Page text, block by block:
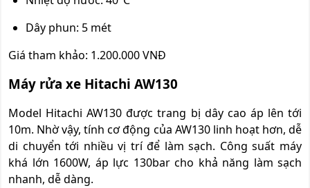
Dây phun: 5 mét
Giá tham khảo: 1.200.000 VNĐ
Máy rửa xe Hitachi AW130
Model Hitachi AW130 được trang bị dây cao áp lên tới
10m. Nhờ vậy, tính cơ động của AW130 linh hoạt hơn, dễ
di chuyển tới nhiều vị trí để làm sạch. Công suất máy
khá lớn 1600W, áp lực 130bar cho khả năng làm sạch
nhanh, dễ dàng.